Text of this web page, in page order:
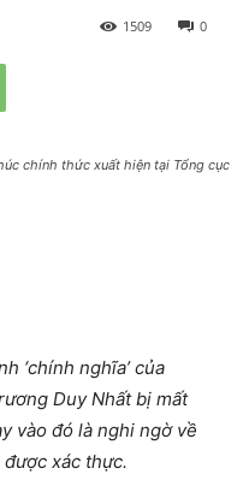
0
1509
chính thức xuất hiện tại Tổng cục
‘chính nghĩa’ của
Duy Nhất bị mất
vào đó là nghi ngờ về
được xác thực.